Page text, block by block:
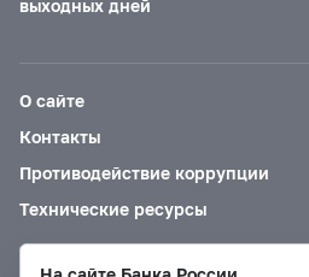
выходных дней
О сайте
Контакты
Противодействие коррупции
Технические ресурсы